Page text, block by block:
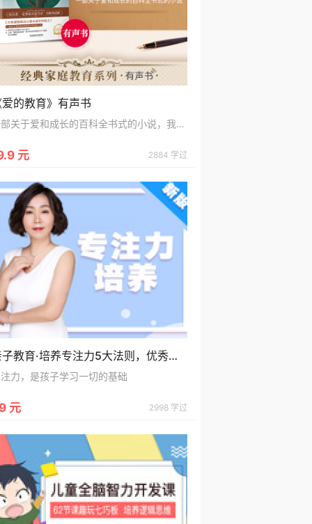
的教育》有声书
一部关于爱和成长的百科全书式的小说，我国著名学者、翻译家夏丏尊全译版
元 2884 学过
亲子教育·培养专注力5大法则，优秀从小抓起
力，是孩子学习一切的基础
元 2998 学过